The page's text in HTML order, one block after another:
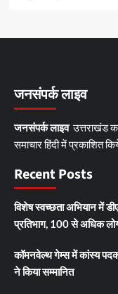
जनसंपर्क लाइव
जनसंपर्क लाइवउत्तराखंड
समाचार हिंदी में प्रकाशित
Recent Posts
विशेष स्वच्छता अभियान में
प्रतिभाग, 100 से अधिक
कॉमनवेल्थ गेम्स में कांस्य पदक
ने किया सम्मानित